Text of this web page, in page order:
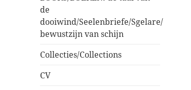
de
dooiwind/Seelenbriefe/Sgelare/
bewustzijn van schijn
Collecties/Collections
CV